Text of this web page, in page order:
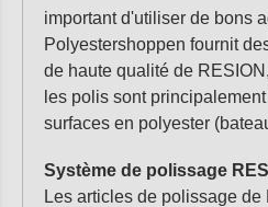
important d'utiliser de bons
Polyestershoppen fournit
de haute qualité de
les polis sont
surfaces en polyester
Système de polissage
Les articles de polissage